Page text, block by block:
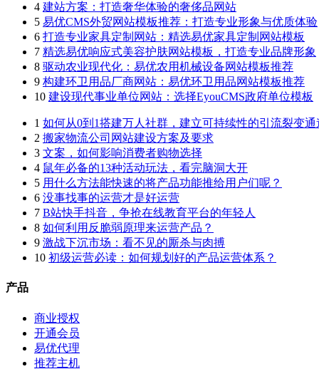
4 建站方案：打造奢华体验的奢侈品网站
5 易优CMS外贸网站模板推荐：打造专业形象与优质体验
6 打造专业家具定制网站：精选易优家具定制网站模板
7 精选易优响应式美容护肤网站模板，打造专业品牌形象
8 驱动农业现代化：易优农用机械设备网站模板推荐
9 构建环卫用品厂商网站：易优环卫用品网站模板推荐
10 建设现代事业单位网站：选择EyouCMS政府单位模板
1 如何从0到1搭建万人社群，建立可持续性的引流裂变通
2 搬家物流公司网站建设方案及要求
3 文案，如何影响消费者购物选择
4 鼠年必备的13种活动玩法，看完脑洞大开
5 用什么方法能快速的将产品功能推给用户们呢？
6 没事找事的运营才是好运营
7 B站快手抖音，争抢在线教育平台的年轻人
8 如何利用反脆弱原理来运营产品？
9 激战下沉市场：看不见的厮杀与肉搏
10 初级运营必读：如何规划好的产品运营体系？
产品
商业授权
开通会员
易优代理
推荐主机